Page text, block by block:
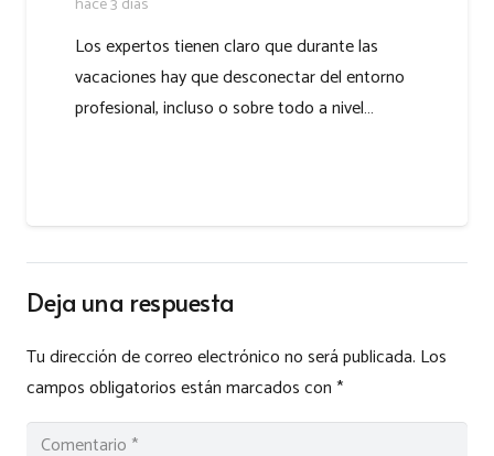
Los expertos tienen claro que durante las
vacaciones hay que desconectar del entorno
profesional, incluso o sobre todo a nivel…
Deja una respuesta
Tu dirección de correo electrónico no será publicada. Los
campos obligatorios están marcados con*